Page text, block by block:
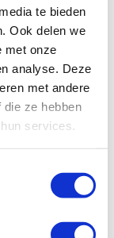
te bieden
Ook delen we
met onze
analyse. Deze
met andere
ze hebben
services.